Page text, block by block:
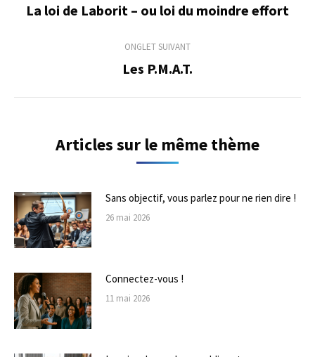
de
commentaire
Onglet
La loi de Laborit – ou loi du moindre effort
ONGLET SUIVANT
Onglet
Les P.M.A.T.
Articles sur le même thème
Sans objectif, vous parlez pour ne rien dire !
26 mai 2026
Connectez-vous !
11 mai 2026